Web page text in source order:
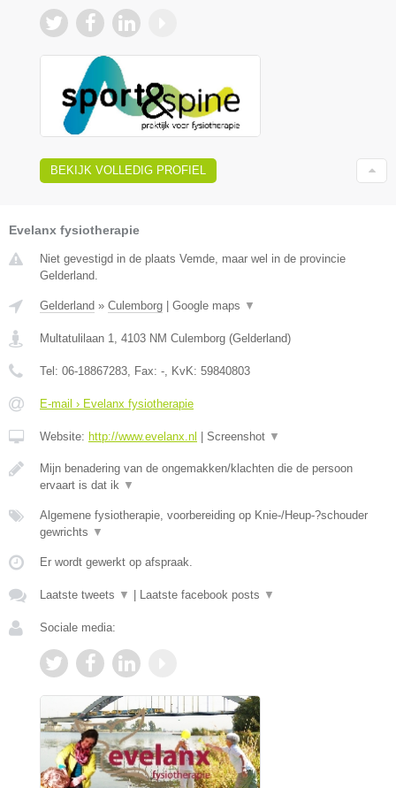
BEKIJK VOLLEDIG PROFIEL
Evelanx fysiotherapie
Niet gevestigd in de plaats Vemde, maar wel in de provincie
Gelderland.
Gelderland » Culemborg Google maps ▼
Multatulilaan 1 4103 NM Culemborg (Gelderland)
Tel: 06-18867283 , Fax: - , KvK: 59840803
E-mail › Evelanx fysiotherapie
Website: http://www.evelanx.nl Screenshot ▼
Mijn benadering van de ongemakken/klachten die de persoon
ervaart is dat ik ▼
Algemene fysiotherapie, voorbereiding op Knie-/Heup-?schouder
gewrichts ▼
Er wordt gewerkt op afspraak.
Laatste tweets ▼ Laatste facebook posts ▼
Sociale media: